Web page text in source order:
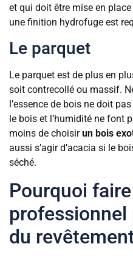
et qui doit être mise en
une finition hydrofuge est
Le parquet
Le parquet est de plus en
soit contrecollé ou massif.
l’essence de bois ne doit
le bois et l’humidité ne font
moins de choisirun bois
aussi s’agir d’acacia si le
séché.
Pourquoi
professionnel
du